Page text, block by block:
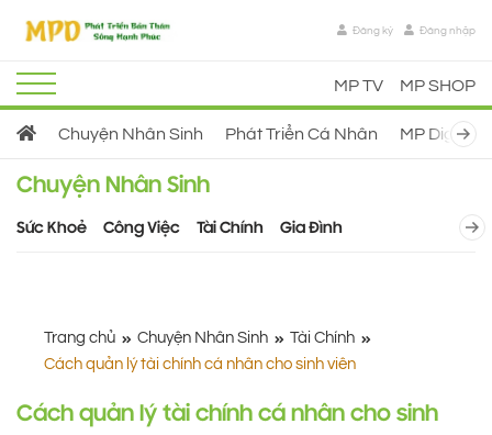
Đăng ký Đăng nhập
MP TV MP SHOP
Chuyện Nhân Sinh Phát Triển Cá Nhân MP Digital
Chuyện Nhân Sinh
Sức Khoẻ Công Việc Tài Chính Gia Đình
Trang chủ Chuyện Nhân Sinh
Tài Chính
Cách quản lý tài chính cá nhân cho sinh viên
Cách quản lý tài chính cá nhân cho sinh